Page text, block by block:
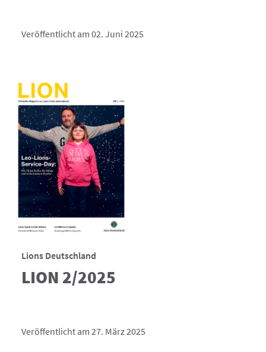
Veröffentlicht am 02. Juni 2025
Lions Deutschland
LION 2/2025
Veröffentlicht am 27. März 2025